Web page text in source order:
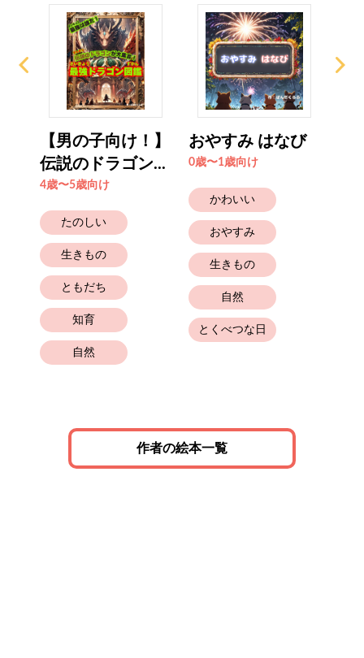
【男の子向け！】
伝説のドラゴン...
4歳〜5歳向け
たのしい
生きもの
ともだち
知育
自然
おやすみ はなび
0歳〜1歳向け
かわいい
おやすみ
生きもの
自然
とくべつな日
作者の絵本一覧